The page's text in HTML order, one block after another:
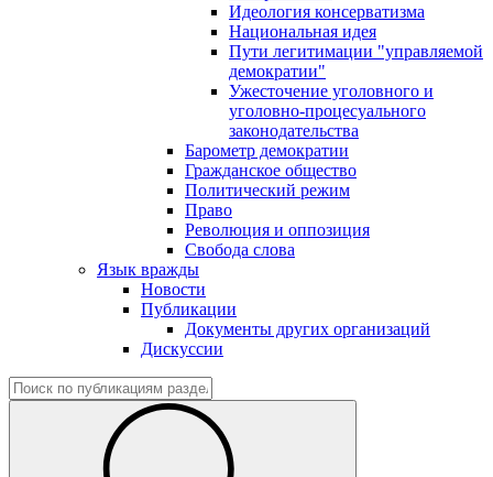
Идеология консерватизма
Национальная идея
Пути легитимации "управляемой
демократии"
Ужесточение уголовного и
уголовно-процесуального
законодательства
Барометр демократии
Гражданское общество
Политический режим
Право
Революция и оппозиция
Свобода слова
Язык вражды
Новости
Публикации
Документы других организаций
Дискуссии